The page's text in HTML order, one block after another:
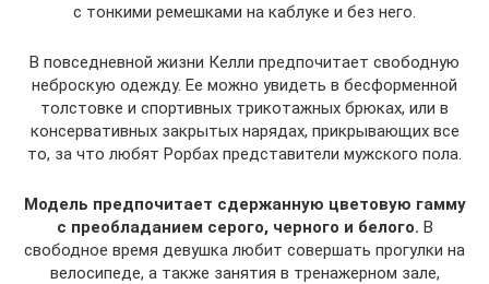
с тонкими ремешками на каблуке и без него.
В повседневной жизни Келли предпочитает свободную
неброскую одежду. Ее можно увидеть в бесформенной
толстовке и спортивных трикотажных брюках, или в
консервативных закрытых нарядах, прикрывающих все
то, за что любят Рорбах представители мужского пола.
Модель предпочитает сдержанную цветовую гамму
с преобладанием серого, черного и белого. В
свободное время девушка любит совершать прогулки на
велосипеде, а также занятия в тренажерном зале,